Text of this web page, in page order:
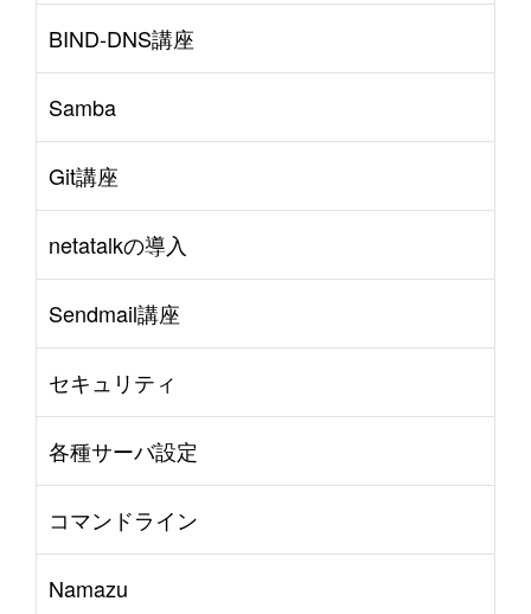
BIND-DNS講座
Samba
Git講座
netatalkの導入
Sendmail講座
セキュリティ
各種サーバ設定
コマンドライン
Namazu